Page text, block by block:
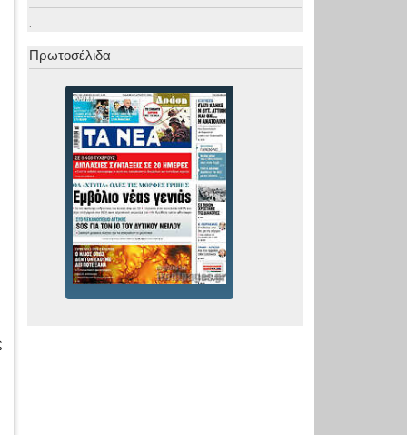
.
Πρωτοσέλιδα